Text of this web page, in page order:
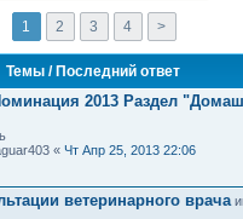
1 2 3 4 >
Темы / Последний ответ
2013 Раздел
« Чт Апр 25, 2013 22:06
ветеринарного врача